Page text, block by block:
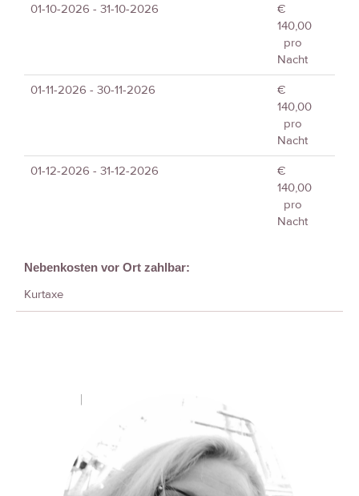
01-10-2026 - 31-10-2026
€
140,00
pro
Nacht
01-11-2026 - 30-11-2026
€
140,00
pro
Nacht
01-12-2026 - 31-12-2026
€
140,00
pro
Nacht
Nebenkosten vor Ort zahlbar:
Kurtaxe